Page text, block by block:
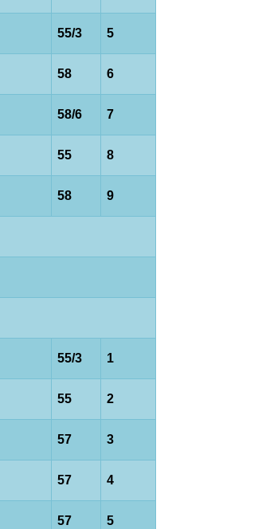
55/3 5
58 6
58/6 7
55 8
58 9
55/3 1
55 2
57 3
57 4
57 5